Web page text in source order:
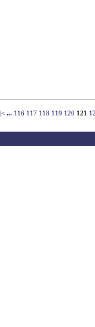
|< ... 116 117 118 119 120 121